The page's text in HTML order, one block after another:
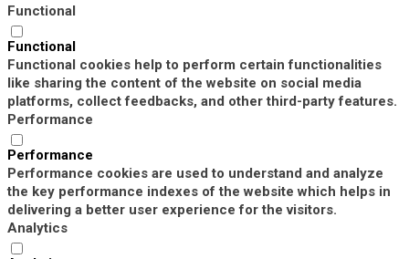
Functional
Functional
Functional cookies help to perform certain functionalities
like sharing the content of the website on social media
platforms, collect feedbacks, and other third-party features.
Performance
Performance
Performance cookies are used to understand and analyze
the key performance indexes of the website which helps in
delivering a better user experience for the visitors.
Analytics